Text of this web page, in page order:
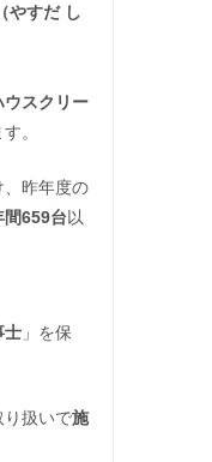
やすだ し
ウスクリー
。
、昨年度の
間659台以
士 」を保
り扱いで施